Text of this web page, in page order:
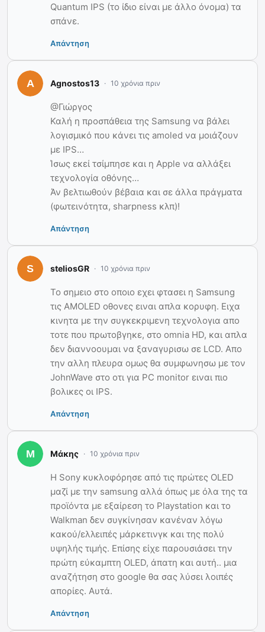
Quantum IPS (το ίδιο είναι με άλλο όνομα) τα
σπάνε.
Απάντηση
Agnostos13 10 χρόνια πριν
@Γιώργος
Καλή η προσπάθεια της Samsung να βάλει
λογισμικό που κάνει τις amoled να μοιάζουν
με IPS…
Ίσως εκεί τσίμπησε και η Apple να αλλάξει
τεχνολογία οθόνης…
Άν βελτιωθούν βέβαια και σε άλλα πράγματα
(φωτεινότητα, sharpness κλπ)!
Απάντηση
steliosGR 10 χρόνια πριν
Το σημειο στο οποιο εχει φτασει η Samsung
τις AMOLED οθονες ειναι απλα κορυφη. Ειχα
κινητα με την συγκεκριμενη τεχνολογια απο
τοτε που πρωτοβγηκε, στο omnia HD, και απλα
δεν διαννοουμαι να ξαναγυρισω σε LCD. Απο
την αλλη πλευρα ομως θα συμφωνησω με τον
JohnWave στο οτι για PC monitor ειναι πιο
βολικες οι IPS.
Απάντηση
Μάκης 10 χρόνια πριν
Η Sony κυκλοφόρησε από τις πρώτες OLED
μαζί με την samsung αλλά όπως με όλα της τα
προϊόντα με εξαίρεση το Playstation και το
Walkman δεν συγκίνησαν κανέναν λόγω
κακού/ελλειπές μάρκετινγκ και της πολύ
υψηλής τιμής. Επίσης είχε παρουσιάσει την
πρώτη εύκαμπτη OLED, άπατη και αυτή.. μια
αναζήτηση στο google θα σας λύσει λοιπές
απορίες. Αυτά.
Απάντηση